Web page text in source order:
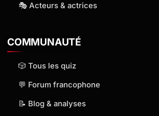
🎭 Acteurs & actrices
COMMUNAUTÉ
🎲 Tous les quiz
💬 Forum francophone
📝 Blog & analyses